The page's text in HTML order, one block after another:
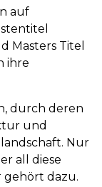
auf
Masters Titel
ihre
durch deren
und
Nur
all diese
gehört dazu.